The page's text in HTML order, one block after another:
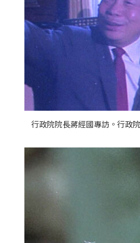
行政院院長蔣經國專訪。行政